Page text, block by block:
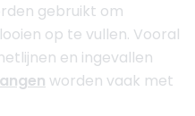
gebruikt om
op te vullen. Vooral
en ingevallen
worden vaak met